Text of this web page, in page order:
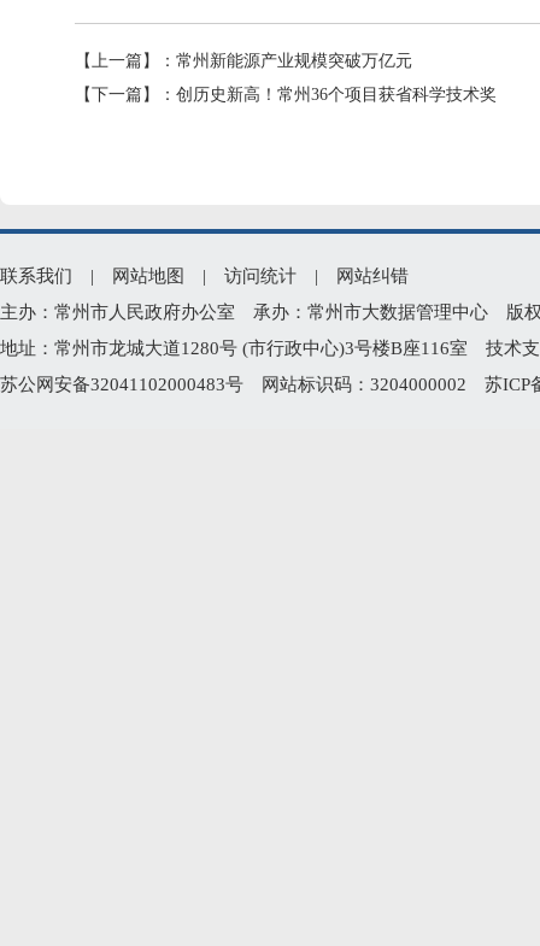
【上一篇】： 常州新能源产业规模突破万亿元
【下一篇】： 创历史新高！常州36个项目获省科学技术奖
联系我们 | 网站地图 | 访问统计 |
网站纠错
主办：常州市人民政府办公室 承办：常州市大数据管理中心 版
地址：常州市龙城大道1280号 (市行政中心)3号楼B座116室 技术
苏公网安备32041102000483号 网站标识码：3204000002 苏ICP